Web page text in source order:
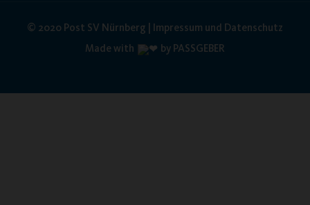
© 2020 Post SV Nürnberg | Impressum und Datenschutz
Made with
by PASSGEBER